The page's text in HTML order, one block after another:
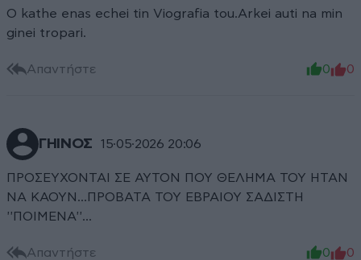
O kathe enas echei tin Viografia tou.Arkei auti na min
ginei tropari.
Απαντήστε 0 0
ΓΗΙΝΟΣ 15·05·2026 20:06
ΠΡΟΣΕΥΧΟΝΤΑΙ ΣΕ ΑΥΤΟΝ ΠΟΥ ΘΕΛΗΜΑ ΤΟΥ ΗΤΑΝ
ΝΑ ΚΑΟΥΝ...ΠΡΟΒΑΤΑ ΤΟΥ ΕΒΡΑΙΟΥ ΣΑΔΙΣΤΗ
''ΠΟΙΜΕΝΑ''...
Απαντήστε 0 0